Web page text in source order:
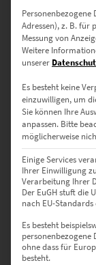
Personenbezogene
Adressen), z. B. für
Messung von
Weitere
unserer
Es besteht keine
einzuwilligen, um
Sie können Ihre
anpassen. Bitte
möglicherweise
Einige Services
Ihrer Einwilligung
Verarbeitung Ihrer
Der EuGH stuft die
nach EU-Standards
Es besteht
ohne dass für
besteht.